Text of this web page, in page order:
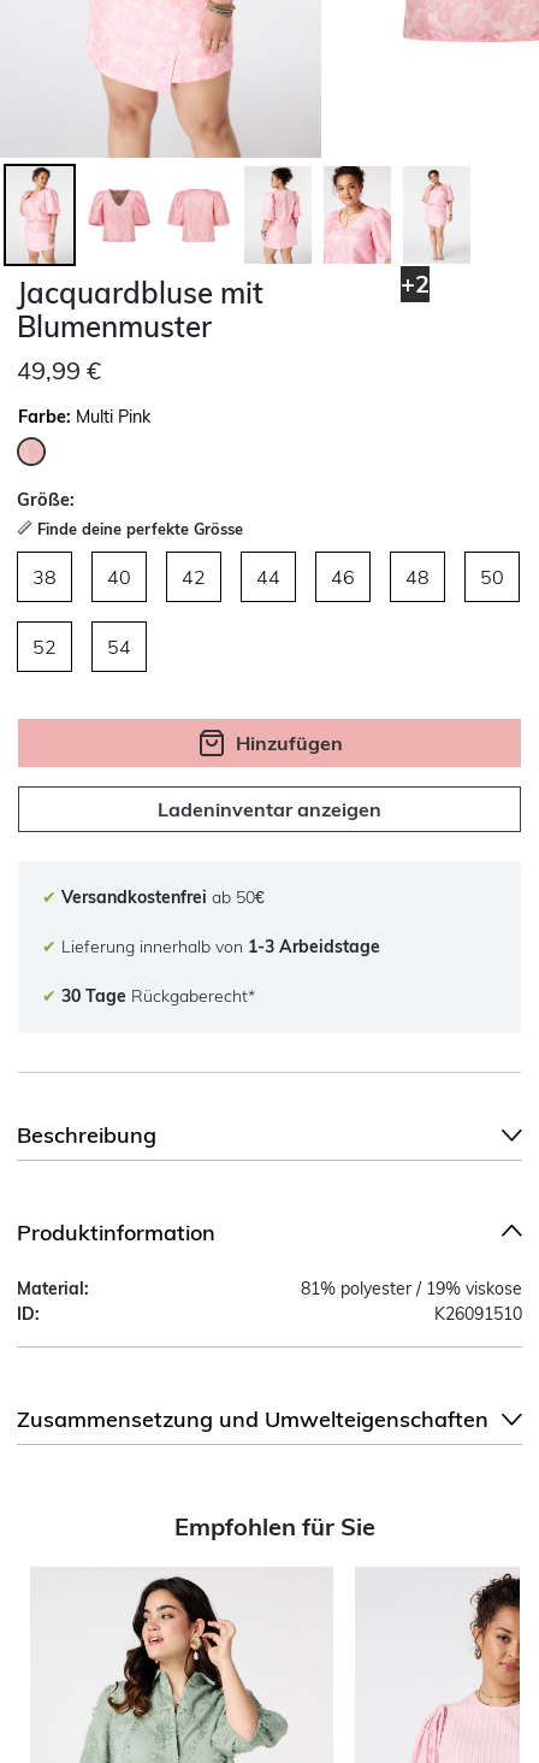
+2
Jacquardbluse mit
Blumenmuster
49,99 €
Farbe: Multi Pink
Größe:
Finde deine perfekte Grösse
38 40 42 44 46 48 50
52 54
Hinzufügen
Ladeninventar anzeigen
✔ Versandkostenfrei ab 50€
✔ Lieferung innerhalb von 1-3 Arbeidstage
✔ 30 Tage Rückgaberecht*
Beschreibung
Produktinformation
Material:
81% polyester / 19% viskose
ID:
K26091510
Zusammensetzung und Umwelteigenschaften
Empfohlen für Sie